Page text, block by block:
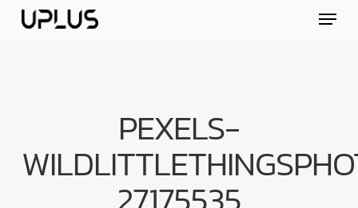
Skip Menu
PEXELS-